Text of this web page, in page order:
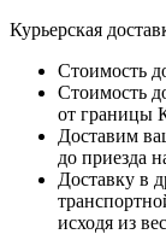
Курьерская
Стоимость
Стоимость
от границы
Доставим
до приезда
Доставку в
исходя из